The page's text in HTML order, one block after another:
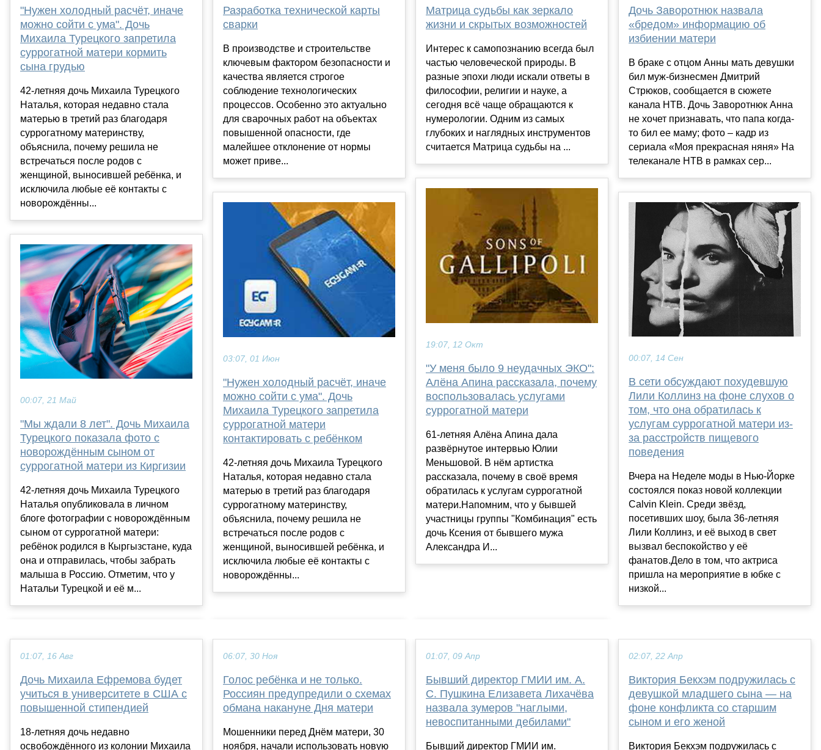
"Нужен холодный расчёт, иначе
можно сойти с ума". Дочь
Михаила Турецкого запретила
суррогатной матери кормить
сына грудью
42-летняя дочь Михаила Турецкого
Наталья, которая недавно стала
матерью в третий раз благодаря
суррогатному материнству,
объяснила, почему решила не
встречаться после родов с
женщиной, выносившей ребёнка, и
исключила любые её контакты с
новорождённы...
00:07, 21 Май
"Мы ждали 8 лет". Дочь Михаила
Турецкого показала фото с
новорождённым сыном от
суррогатной матери из Киргизии
42-летняя дочь Михаила Турецкого
Наталья опубликовала в личном
блоге фотографии с новорождённым
сыном от суррогатной матери:
ребёнок родился в Кыргызстане, куда
она и отправилась, чтобы забрать
малыша в Россию. Отметим, что у
Натальи Турецкой и её м...
Разработка технической карты
сварки
В производстве и строительстве
ключевым фактором безопасности и
качества является строгое
соблюдение технологических
процессов. Особенно это актуально
для сварочных работ на объектах
повышенной опасности, где
малейшее отклонение от нормы
может приве...
03:07, 01 Июн
"Нужен холодный расчёт, иначе
можно сойти с ума". Дочь
Михаила Турецкого запретила
суррогатной матери
контактировать с ребёнком
42-летняя дочь Михаила Турецкого
Наталья, которая недавно стала
матерью в третий раз благодаря
суррогатному материнству,
объяснила, почему решила не
встречаться после родов с
женщиной, выносившей ребёнка, и
исключила любые её контакты с
новорождённы...
Матрица судьбы как зеркало
жизни и скрытых возможностей
Интерес к самопознанию всегда был
частью человеческой природы. В
разные эпохи люди искали ответы в
философии, религии и науке, а
сегодня всё чаще обращаются к
нумерологии. Одним из самых
глубоких и наглядных инструментов
считается Матрица судьбы на ...
19:07, 12 Окт
"У меня было 9 неудачных ЭКО":
Алёна Апина рассказала, почему
воспользовалась услугами
суррогатной матери
61-летняя Алёна Апина дала
развёрнутое интервью Юлии
Меньшовой. В нём артистка
рассказала, почему в своё время
обратилась к услугам суррогатной
матери.Напомним, что у бывшей
участницы группы "Комбинация" есть
дочь Ксения от бывшего мужа
Александра И...
Дочь Заворотнюк назвала
«бредом» информацию об
избиении матери
В браке с отцом Анны мать девушки
бил муж-бизнесмен Дмитрий
Стрюков, сообщается в сюжете
канала НТВ. Дочь Заворотнюк Анна
не хочет признавать, что папа когда-
то бил ее маму; фото – кадр из
сериала «Моя прекрасная няня» На
телеканале НТВ в рамках сер...
00:07, 14 Сен
В сети обсуждают похудевшую
Лили Коллинз на фоне слухов о
том, что она обратилась к
услугам суррогатной матери из-
за расстройств пищевого
поведения
Вчера на Неделе моды в Нью-Йорке
состоялся показ новой коллекции
Calvin Klein. Среди звёзд,
посетивших шоу, была 36-летняя
Лили Коллинз, и её выход в свет
вызвал беспокойство у её
фанатов.Дело в том, что актриса
пришла на мероприятие в юбке с
низкой...
01:07, 16 Авг
Дочь Михаила Ефремова будет
учиться в университете в США с
повышенной стипендией
18-летняя дочь недавно
освобождённого из колонии Михаила
06:07, 30 Ноя
Голос ребёнка и не только.
Россиян предупредили о схемах
обмана накануне Дня матери
Мошенники перед Днём матери, 30
ноября, начали использовать новую
01:07, 09 Апр
Бывший директор ГМИИ им. А.
С. Пушкина Елизавета Лихачёва
назвала зумеров "наглыми,
невоспитанными дебилами"
Бывший директор ГМИИ им.
02:07, 22 Апр
Виктория Бекхэм подружилась с
девушкой младшего сына — на
фоне конфликта со старшим
сыном и его женой
Виктория Бекхэм подружилась с